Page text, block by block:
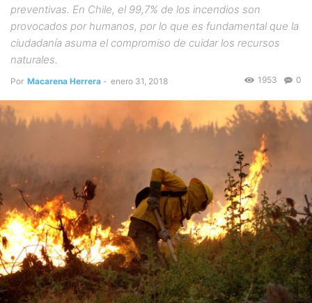
preventivas. En Chile, el 99,7% de los incendios son
provocados por humanos, por lo que es fundamental que la
ciudadanía asuma el compromiso de cuidar los recursos
naturales.
Por Macarena Herrera - enero 31, 2018 0
1953